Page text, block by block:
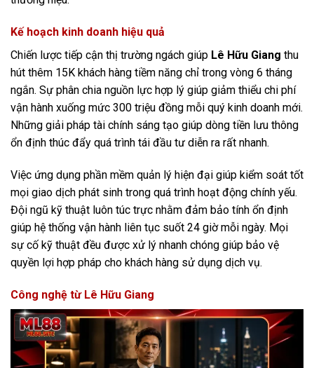
Kế hoạch kinh doanh hiệu quả
Chiến lược tiếp cận thị trường ngách giúp Lê Hữu Giang thu
hút thêm 15K khách hàng tiềm năng chỉ trong vòng 6 tháng
ngắn. Sự phân chia nguồn lực hợp lý giúp giảm thiểu chi phí
vận hành xuống mức 300 triệu đồng mỗi quý kinh doanh mới.
Những giải pháp tài chính sáng tạo giúp dòng tiền lưu thông
ổn định thúc đẩy quá trình tái đầu tư diễn ra rất nhanh.
Việc ứng dụng phần mềm quản lý hiện đại giúp kiểm soát tốt
mọi giao dịch phát sinh trong quá trình hoạt động chính yếu.
Đội ngũ kỹ thuật luôn túc trực nhằm đảm bảo tính ổn định
giúp hệ thống vận hành liên tục suốt 24 giờ mỗi ngày. Mọi
sự cố kỹ thuật đều được xử lý nhanh chóng giúp bảo vệ
quyền lợi hợp pháp cho khách hàng sử dụng dịch vụ.
Công nghệ từ Lê Hữu Giang